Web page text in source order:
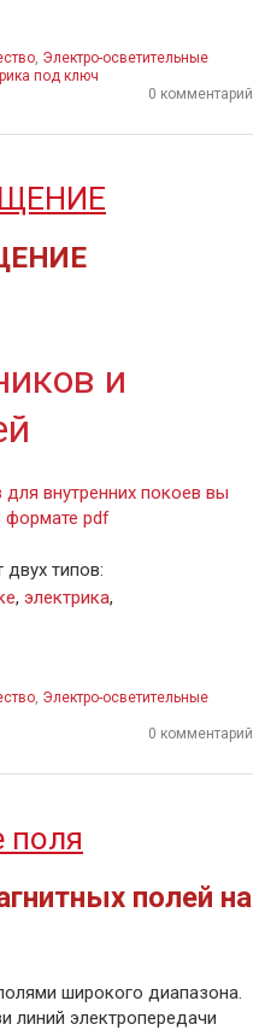
Электро-осветительные
под ключ
0 комментарий
и
внутренних покоев вы
формате pdf
типов:
, электрика,
Электро-осветительные
0 комментарий
поля
полей на
широкого диапазона.
линий электропередачи